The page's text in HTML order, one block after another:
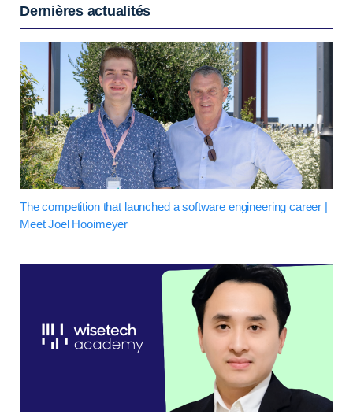
Dernières actualités
The competition that launched a software engineering career |
Meet Joel Hooimeyer